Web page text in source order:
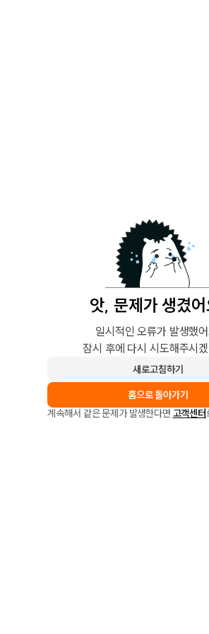
앗, 문제가 생겼
일시적인 오류가 발생했
잠시 후에 다시 시도해주시
새로고침하기
홈으로 돌아가기
계속해서 같은 문제가 발생한다면 고객센터